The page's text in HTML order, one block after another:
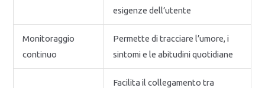
esigenze dell’utente
Monitoraggio
continuo
Permette di tracciare l’umore, i
sintomi e le abitudini quotidiane
Facilita il collegamento tra